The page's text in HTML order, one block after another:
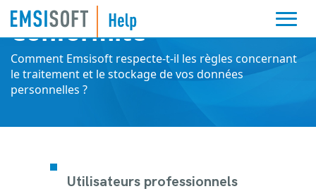
Conformité
Comment Emsisoft respecte-t-il les règles concernant
le traitement et le stockage de vos données
personnelles ?
Utilisateurs professionnels